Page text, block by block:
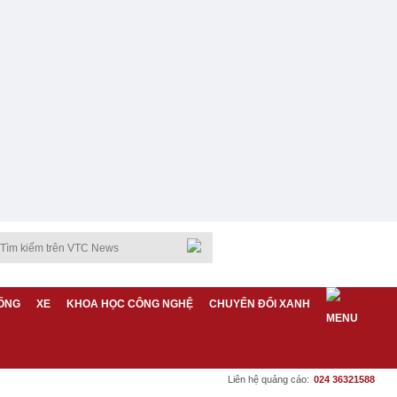
XE KHOA HỌC CÔNG NGHỆ CHUYỂN ĐỔI XANH
Liên hệ quảng cáo: 024 36321588